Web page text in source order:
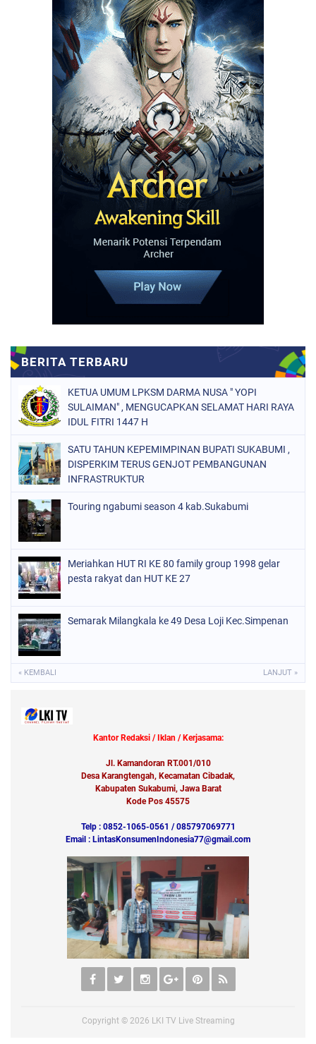
KETUA UMUM LPKSM DARMA NUSA " YOPI
SULAIMAN" , MENGUCAPKAN SELAMAT HARI RAYA
IDUL FITRI 1447 H
SATU TAHUN KEPEMIMPINAN BUPATI SUKABUMI ,
DISPERKIM TERUS GENJOT PEMBANGUNAN
INFRASTRUKTUR
Touring ngabumi season 4 kab.Sukabumi
Meriahkan HUT RI KE 80 family group 1998 gelar
pesta rakyat dan HUT KE 27
Semarak Milangkala ke 49 Desa Loji Kec.Simpenan
« KEMBALI LANJUT »
Kantor Redaksi / Iklan / Kerjasama:
Jl. Kamandoran RT.001/010
Desa Karangtengah, Kecamatan Cibadak,
Kabupaten Sukabumi, Jawa Barat
Kode Pos 45575
Telp : 0852-1065-0561 / 085797069771
Email : LintasKonsumenIndonesia77@gmail.com
Copyright © 2026 LKI TV Live Streaming